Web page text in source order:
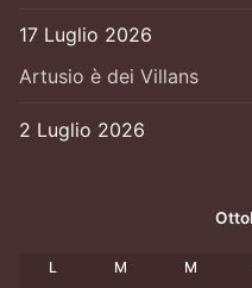
17 Luglio 2026
Artusio è dei Villans
2 Luglio 2026
L M M